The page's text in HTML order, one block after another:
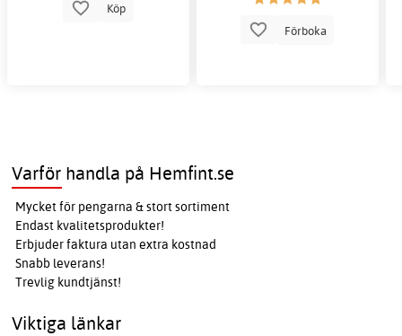
Köp
Förboka
Varför handla på Hemfint.se
Mycket för pengarna & stort sortiment
Endast kvalitetsprodukter!
Erbjuder faktura utan extra kostnad
Snabb leverans!
Trevlig kundtjänst!
Viktiga länkar